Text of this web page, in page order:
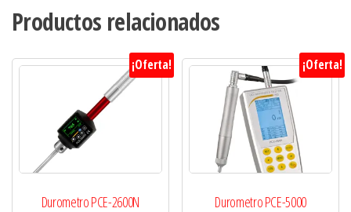
Productos relacionados
¡Oferta!
Durometro PCE-2600N
¡Oferta!
Durometro PCE-5000